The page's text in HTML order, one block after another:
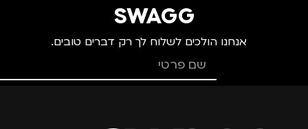
SWAGG
אנחנו הולכים לשלוח לך רק דברים טובים.